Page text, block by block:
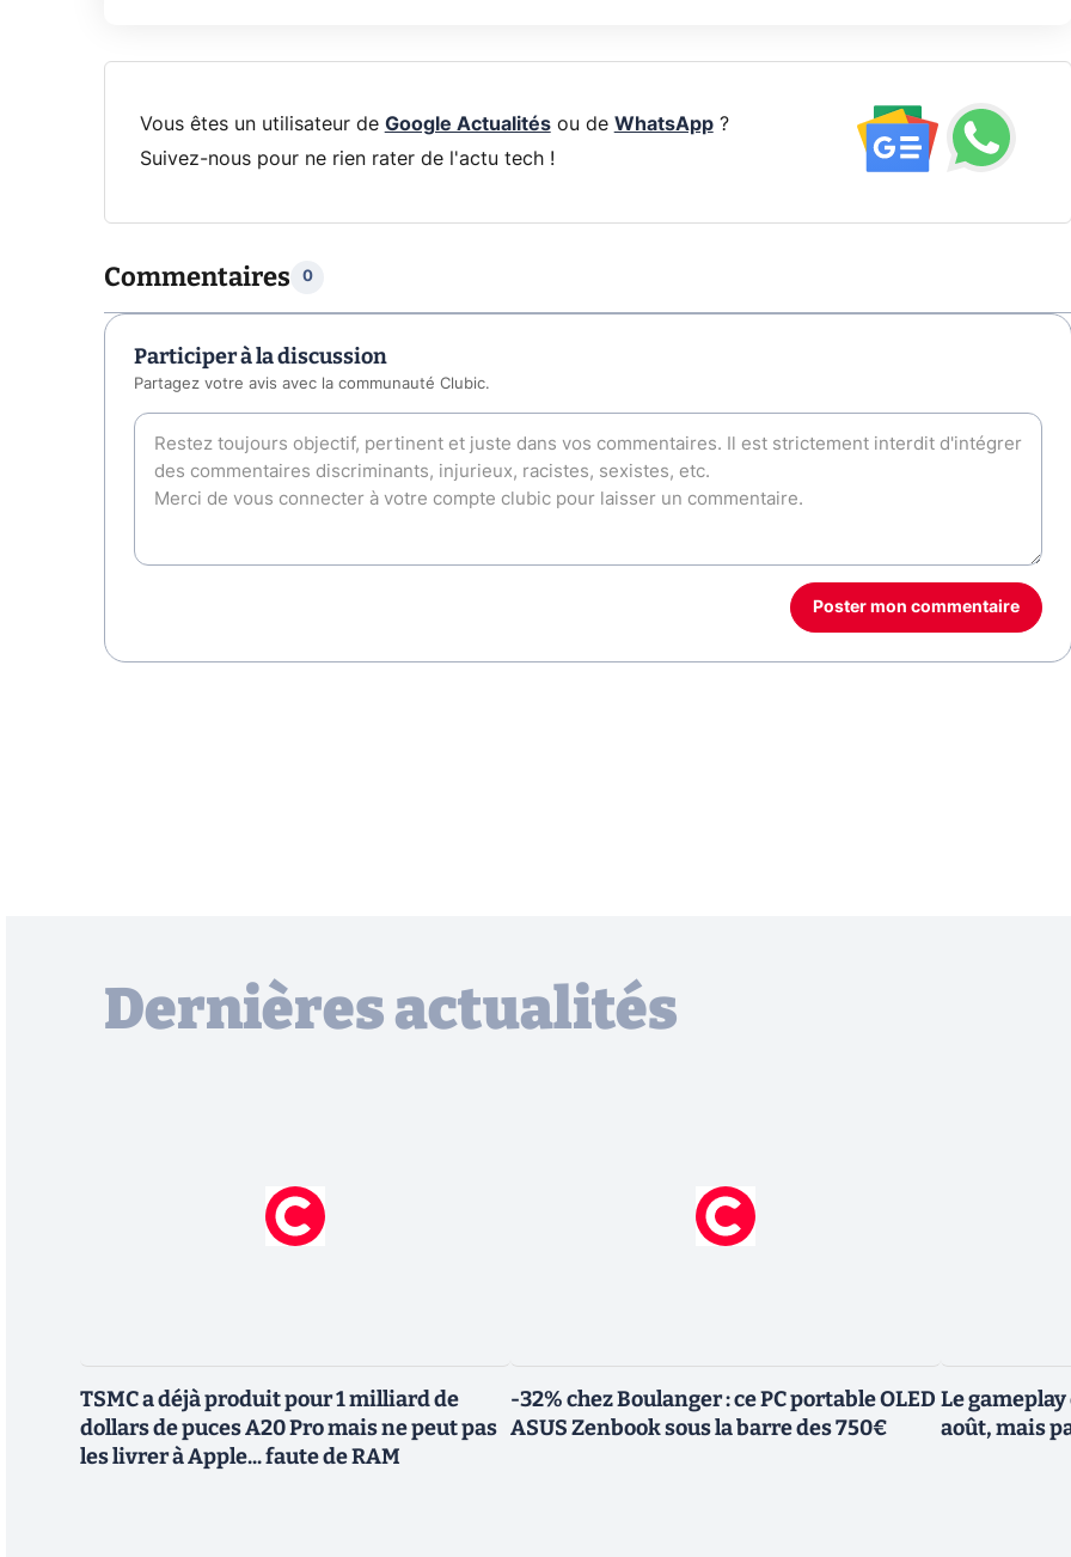
Vous êtes un utilisateur de Google Actualitésou de WhatsApp?
Suivez-nous pour ne rien rater de l'actu tech !
Commentaires 0
Participer à la discussion
Partagez votre avis avec la communauté Clubic.
Poster mon commentaire
Dernières actualités
TSMC a déjà produit pour 1 milliard de
dollars de puces A20 Pro mais ne peut pas
les livrer à Apple... faute de RAM
-32% chez Boulanger : ce PC portable OLED
ASUS Zenbook sous la barre des 750€
Le gameplay
août, mais